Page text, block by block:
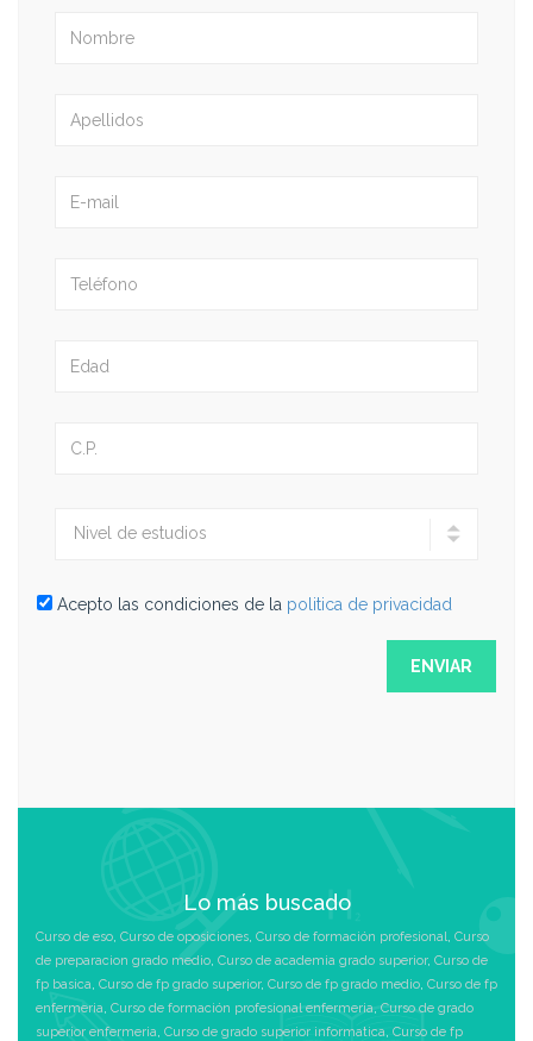
Acepto las condiciones de la politica de privacidad
Lo más buscado
Curso de eso, Curso de oposiciones, Curso de formación profesional, Curso
de preparacion grado medio, Curso de academia grado superior, Curso de
fp basica, Curso de fp grado superior, Curso de fp grado medio, Curso de fp
enfermeria, Curso de formación profesional enfermeria,Curso de grado
superior enfermeria, Curso de grado superior informatica, Curso de fp